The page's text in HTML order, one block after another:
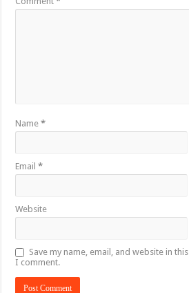
Name*
Email*
Website
Save my name, email, and website in
I comment.